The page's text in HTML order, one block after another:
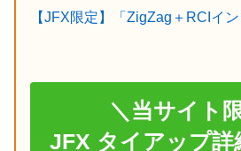
【JFX限定】「ZigZag＋RCIイ
＼当サイト
JFX タイアップ詳